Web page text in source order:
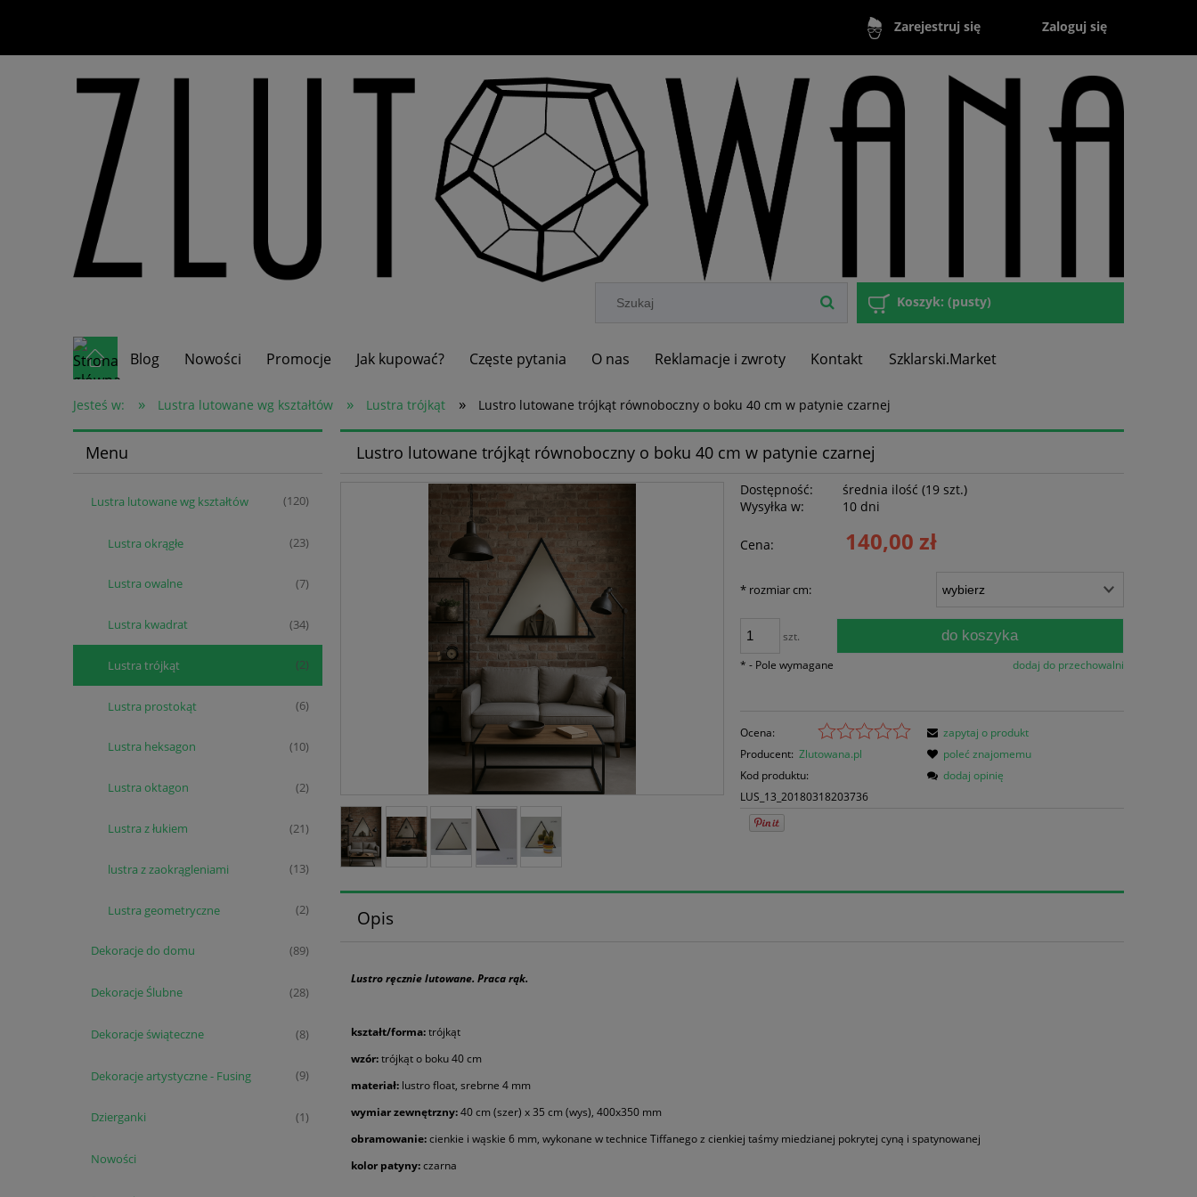
Zarejestruj się Zaloguj się
Koszyk: (pusty)
Blog Nowości Promocje Jak kupować? Częste pytania O nas Reklamacje i zwroty Kontakt Szklarski.Market
Jesteś w: » Lustra lutowane wg kształtów » Lustra trójkąt » Lustro lutowane trójkąt równoboczny o boku 40 cm w patynie czarnej
Menu
Lustra lutowane wg kształtów (120)
Lustra okrągłe (23)
Lustra owalne (7)
Lustra kwadrat (34)
Lustra trójkąt (2)
Lustra prostokąt (6)
Lustra heksagon (10)
Lustra oktagon (2)
Lustra z łukiem (21)
lustra z zaokrągleniami (13)
Lustra geometryczne (2)
Dekoracje do domu (89)
Dekoracje Ślubne (28)
Dekoracje świąteczne (8)
Dekoracje artystyczne - Fusing (9)
Dzierganki (1)
Nowości
Lustro lutowane trójkąt równoboczny o boku 40 cm w patynie czarnej
Dostępność:
średnia ilość (19 szt.)
Wysyłka w:
10 dni
Cena: 140,00 zł
* rozmiar cm:
szt. do koszyka
dodaj do przechowalni
* - Pole wymagane
Ocena:
Producent: Zlutowana.pl
Kod produktu:
LUS_13_20180318203736
zapytaj o produkt
poleć znajomemu
dodaj opinię
Opis
Lustro ręcznie lutowane. Praca rąk.
kształt/forma:trójkąt
wzór:trójkąt o boku 40 cm
materiał: lustro float, srebrne 4 mm
wymiar zewnętrzny:40 cm (szer) x 35 cm (wys), 400x350 mm
obramowanie:cienkie i wąskie 6 mm, wykonane w technice Tiffanego z cienkiej taśmy miedzianej pokrytej cyną i spatynowanej
kolor patyny:czarna